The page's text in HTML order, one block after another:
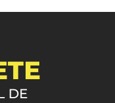
DE